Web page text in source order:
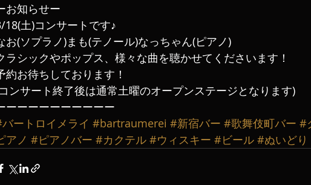
お知らせー
18(土)コンサートです♪
お(ソプラノ)まも(テノール)なっちゃん(ピアノ)
ラシックやポップス、様々な曲を聴かせてくださいます！
約お待ちしております！
ンサート終了後は通常土曜のオープンステージとなります)
ーーーーーーーーーー
ートロイメライ #bartraumerei #新宿バー #歌舞伎町バー #
アノ #ピアノバー #カクテル #ウィスキー #ビール #ぬいどり